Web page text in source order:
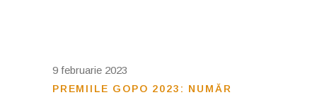
9 februarie 2023
PREMIILE GOPO 2023: NUMĂR